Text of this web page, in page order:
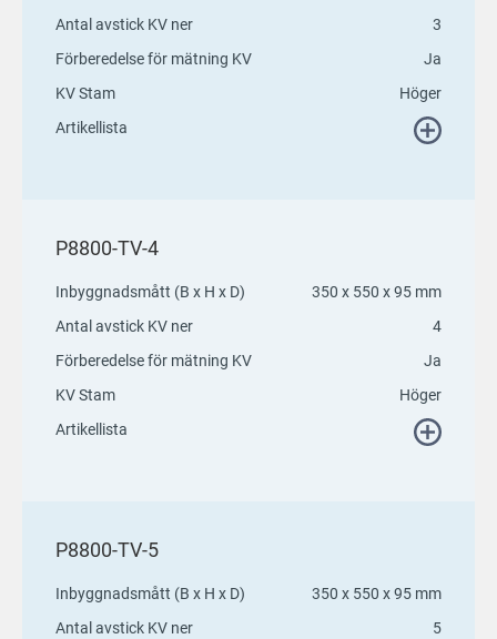
Antal avstick KV ner
3
Förberedelse för mätning KV
Ja
KV Stam
Höger
Artikellista
P8800-TV-4
Inbyggnadsmått (B x H x D)
350 x 550 x 95 mm
Antal avstick KV ner
4
Förberedelse för mätning KV
Ja
KV Stam
Höger
Artikellista
P8800-TV-5
Inbyggnadsmått (B x H x D)
350 x 550 x 95 mm
Antal avstick KV ner
5